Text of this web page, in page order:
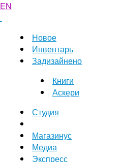
EN
Новое
Инвентарь
Задизайнено
Книги
Аскери
Студия
Магазинус
Медиа
Экспресс